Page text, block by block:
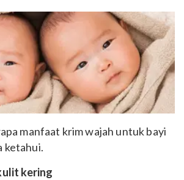
manfaat krim wajah untuk bayi
ketahui.
kering